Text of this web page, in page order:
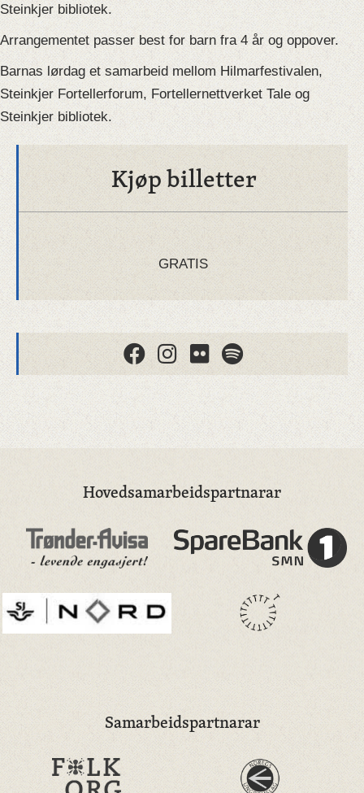
Steinkjer bibliotek.
Arrangementet passer best for barn fra 4 år og oppover.
Barnas lørdag et samarbeid mellom Hilmarfestivalen,
Steinkjer Fortellerforum, Fortellernettverket Tale og
Steinkjer bibliotek.
Kjøp billetter
GRATIS
Hovedsamarbeidspartnarar
Samarbeidspartnarar